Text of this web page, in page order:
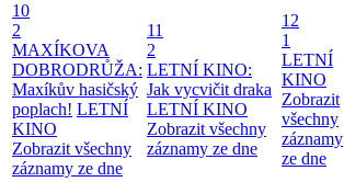
10
2
MAXÍKOVA
DOBRODRŮŽA:
Maxíkův hasičský
poplach! LETNÍ
KINO
Zobrazit všechny
záznamy ze dne
11
2
LETNÍ KINO:
Jak vycvičit draka
LETNÍ KINO
Zobrazit všechny
záznamy ze dne
12
1
LETNÍ
KINO
Zobrazit
všechny
záznamy
ze dne